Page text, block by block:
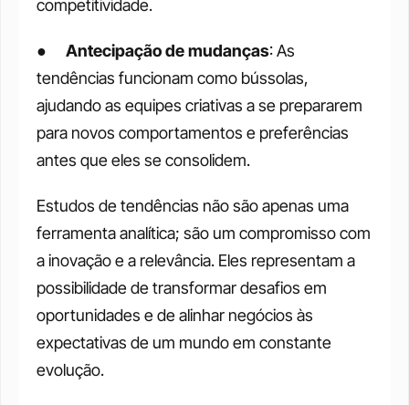
competitividade.
Antecipação de mudanças: As
tendências funcionam como bússolas,
ajudando as equipes criativas a se prepararem
para novos comportamentos e preferências
antes que eles se consolidem.
Estudos de tendências não são apenas uma
ferramenta analítica; são um compromisso com
a inovação e a relevância. Eles representam a
possibilidade de transformar desafios em
oportunidades e de alinhar negócios às
expectativas de um mundo em constante
evolução.